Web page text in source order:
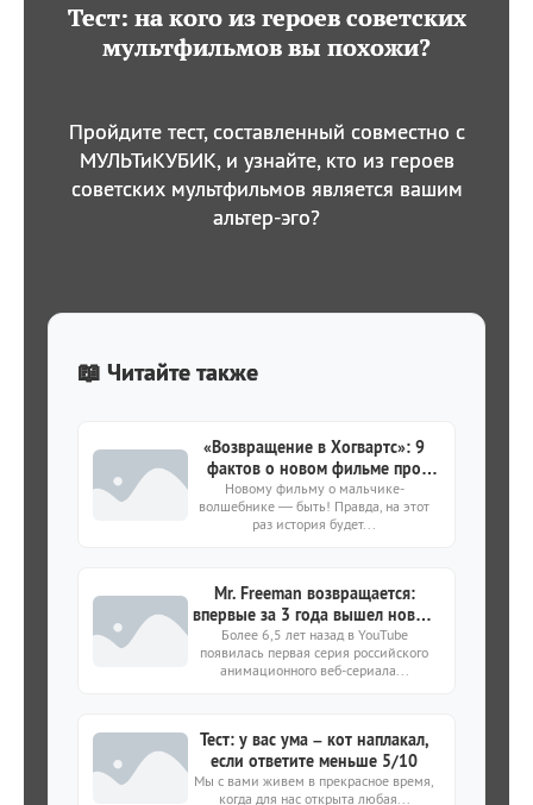
Тест: на кого из героев советских
мультфильмов вы похожи?
Пройдите тест, составленный совместно с
МУЛЬТиКУБИК, и узнайте, кто из героев
советских мультфильмов является вашим
альтер-эго?
📖 Читайте также
«Возвращение в Хогвартс»: 9
фактов о новом фильме про
Гарри Поттера и 20-летии
первой части
Новому фильму о мальчике-
волшебнике — быть! Правда, на этот
раз история будет...
Mr. Freeman возвращается:
впервые за 3 года вышел новый
эпизод мультсериала
Более 6,5 лет назад в YouTube
появилась первая серия российского
анимационного веб-сериала...
Тест: у вас ума – кот наплакал,
если ответите меньше 5/10
Мы с вами живем в прекрасное время,
когда для нас открыта любая...